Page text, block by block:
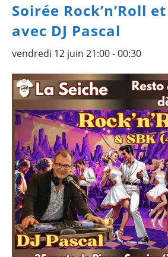
Soirée Rock’n’Roll
avec DJ Pascal
vendredi 12 juin 21:00-00:30